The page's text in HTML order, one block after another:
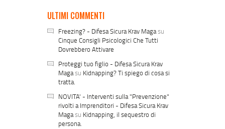
ULTIMI COMMENTI
Freezing? - Difesa Sicura Krav Magasu
Cinque Consigli Psicologici Che Tutti
Dovrebbero Attivare
Proteggi tuo figlio - Difesa Sicura Krav
Magasu Kidnapping? Ti spiego di cosa si
tratta.
NOVITA' - Interventi sulla "Prevenzione"
rivolti a Imprenditori - Difesa Sicura Krav
Magasu Kidnapping, il sequestro di
persona.